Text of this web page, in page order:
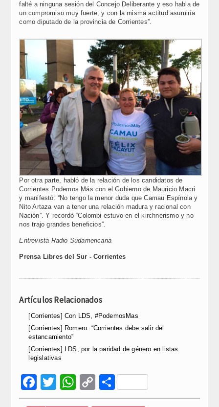
falté a ninguna sesión del Concejo Deliberante y eso habla de
un compromiso muy fuerte, y con la misma actitud asumiría
como diputado de la provincia de Corrientes”.
Por otra parte, habló de la relación de los candidatos de
Corrientes Podemos Más con el Gobierno de Mauricio Macri
y manifestó: “No tengo la menor duda que Camau Espínola y
Nito Artaza van a tener una relación madura y racional con
Nación”. Y recordó “Colombi estuvo en el kirchnerismo y no
nos trajo grandes beneficios”.
Entrevista Radio Sudamericana
Prensa Libres del Sur - Corrientes
Artículos Relacionados
[Corrientes] ​Con LDS, #PodemosMas
[Corrientes] Romero: “Corrientes debe salir del
estancamiento”
[Corrientes] ​LDS, por la paridad de género en listas
legislativas
Facebook
Twitter
WhatsApp
Copy
Link
Compartir